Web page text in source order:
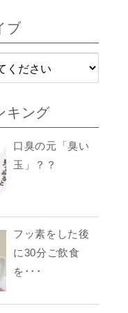
ブ
キング
口臭の元「臭い
玉」？？
フッ素をした後
に30分ご飲食
を･･･